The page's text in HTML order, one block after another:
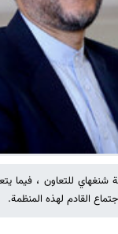
للتعاون ، فيما
القادم لهذه المنظمة.